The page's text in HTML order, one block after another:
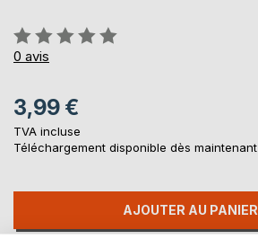
Évaluation:
0%
0 avis
3,99 €
TVA incluse
Téléchargement disponible dès maintenant
AJOUTER AU PANIER